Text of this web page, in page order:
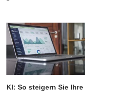
KI: So steigern Sie Ihre